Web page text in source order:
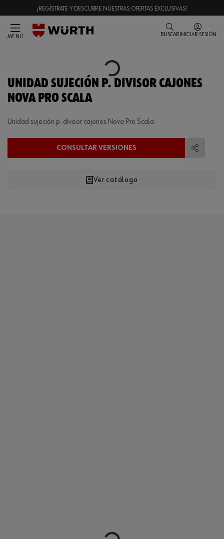
¡REGÍSTRATE Y DESCUBRE NUESTRAS OFERTAS EXCLUSIVAS!
MENÚ BUSCAR INICIAR SESIÓN
Loading...
UNIDAD SUJECIÓN P. DIVISOR CAJONES
NOVA PRO SCALA
Unidad sujeción p. divisor cajones Nova Pro Scala
CONSULTAR VERSIONES
Ver catálogo